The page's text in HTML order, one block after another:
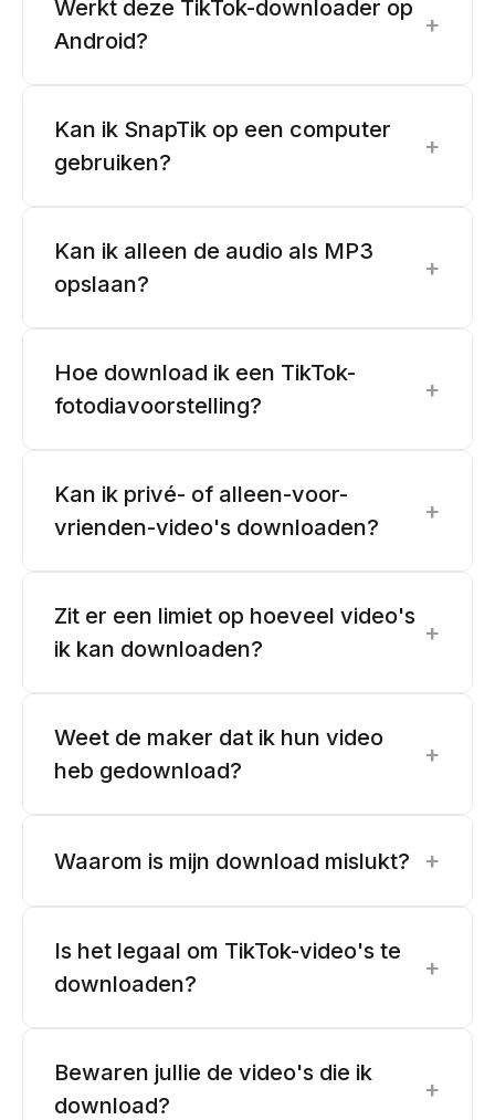
Werkt deze TikTok-downloader op
Android?
+
Kan ik SnapTik op een computer
gebruiken?
+
Kan ik alleen de audio als MP3
opslaan?
+
Hoe download ik een TikTok-
fotodiavoorstelling?
+
Kan ik privé- of alleen-voor-
vrienden-video's downloaden?
+
Zit er een limiet op hoeveel video's
ik kan downloaden?
+
Weet de maker dat ik hun video
heb gedownload?
+
Waarom is mijn download mislukt? +
Is het legaal om TikTok-video's te
downloaden?
+
Bewaren jullie de video's die ik
download?
+